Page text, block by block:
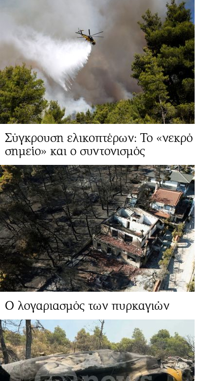
Σύγκρουση ελικοπτέρων: Το «νεκρό
σημείο» και ο συντονισμός
Ο λογαριασμός των πυρκαγιών